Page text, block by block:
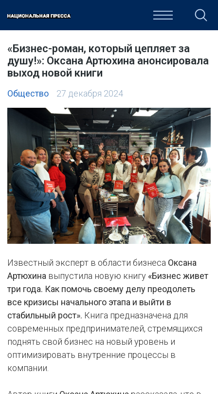
ОБЩЕСТВО ПОЛИТИКА ЭКОНОМИКА КУЛЬТУРА
«Бизнес-роман, который цепляет за
душу!»: Оксана Артюхина анонсировала
выход новой книги
Общество 27 декабря 2024
Известный эксперт в области бизнеса Оксана
Артюхина выпустила новую книгу «Бизнес живет
три года. Как помочь своему делу преодолеть
все кризисы начального этапа и выйти в
стабильный рост». Книга предназначена для
современных предпринимателей, стремящихся
поднять свой бизнес на новый уровень и
оптимизировать внутренние процессы в
компании.